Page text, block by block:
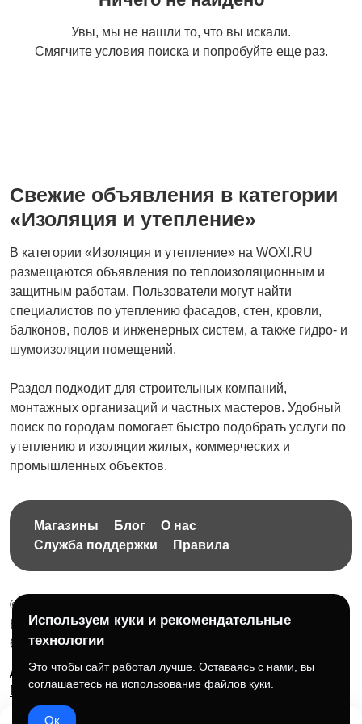
покрытия
Штукатурные работы
Столярные и
плотницкие работы
Гипсокартонные
работы
Высотные работы Изоляция и утепление
Ремонт коммерческих
помещений
Вентиляция
Увы, мы не нашли то, что вы искали.
Смягчите условия поиска и попробуйте еще раз.
Свежие объявления в категории
«Изоляция и утепление»
В категории «Изоляция и утепление» на WOXI.RU
размещаются объявления по теплоизоляционным и
защитным работам. Пользователи могут найти
специалистов по утеплению фасадов, стен, кровли,
балконов, полов и инженерных систем, а также гидро- и
шумоизоляции помещений.
Раздел подходит для строительных компаний,
монтажных организаций и частных мастеров. Удобный
поиск по городам помогает быстро подобрать услуги по
утеплению и изоляции жилых, коммерческих и
промышленных объектов.
Магазины Блог
О нас
Служба поддержки
Правила
© 2026 Бесплатная доска объявлений без ограничений
НПД Краснорудская Анастасия Игоревна, ИНН:
614404606809
Документы и правила платформы
Для бизнеса
Партнёрам
Roadmap ☕ Поддержать проект
Используем куки и рекомендательные
технологии
Это чтобы сайт работал лучше. Оставаясь с нами, вы
соглашаетесь на использование файлов куки.
Ок